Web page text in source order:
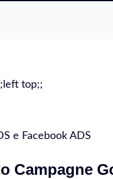
top;;
e Facebook ADS
Campagne